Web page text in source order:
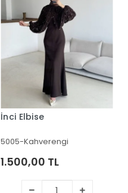
İnci Elbise
5005-Kahverengi
1.500,00 TL